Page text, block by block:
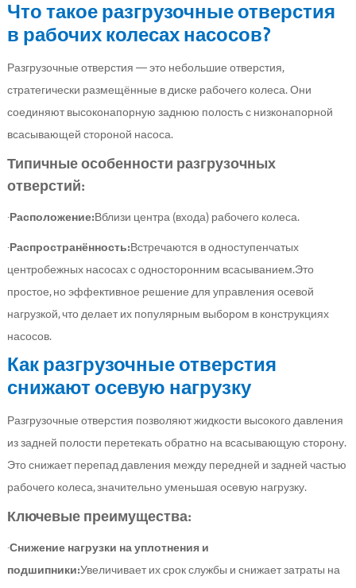
Что такое разгрузочные отверстия
в рабочих колесах насосов?
Разгрузочные отверстия — это небольшие отверстия,
стратегически размещённые в диске рабочего колеса. Они
соединяют высоконапорную заднюю полость с низконапорной
всасывающей стороной насоса.
Типичные особенности разгрузочных
отверстий:
·Расположение:Вблизи центра (входа) рабочего колеса.
·Распространённость:Встречаются в одноступенчатых
центробежных насосах с односторонним всасыванием.Это
простое, но эффективное решение для управления осевой
нагрузкой, что делает их популярным выбором в конструкциях
насосов.
Как разгрузочные отверстия
снижают осевую нагрузку
Разгрузочные отверстия позволяют жидкости высокого давления
из задней полости перетекать обратно на всасывающую сторону.
Это снижает перепад давления между передней и задней частью
рабочего колеса, значительно уменьшая осевую нагрузку.
Ключевые преимущества:
·Снижение нагрузки на уплотнения и
подшипники:Увеличивает их срок службы и снижает затраты на